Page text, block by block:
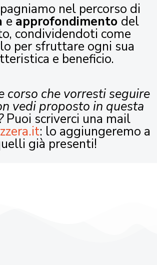
nel percorso di
e approfondimento del
condividendoti come
per sfruttare ogni sua
e beneficio.
corso che vorresti seguire
vedi proposto in questa
Puoi scriverci una mail
: lo aggiungeremo a
già presenti!